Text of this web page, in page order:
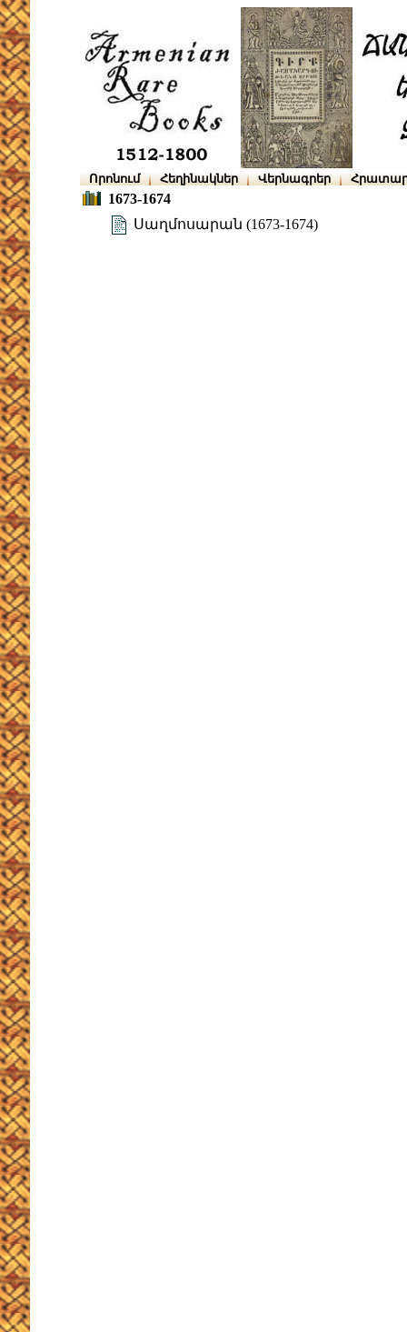
Որոնում Հեղինակներ Վերնագրեր
1673-1674
Սաղմոսարան (1673-1674)